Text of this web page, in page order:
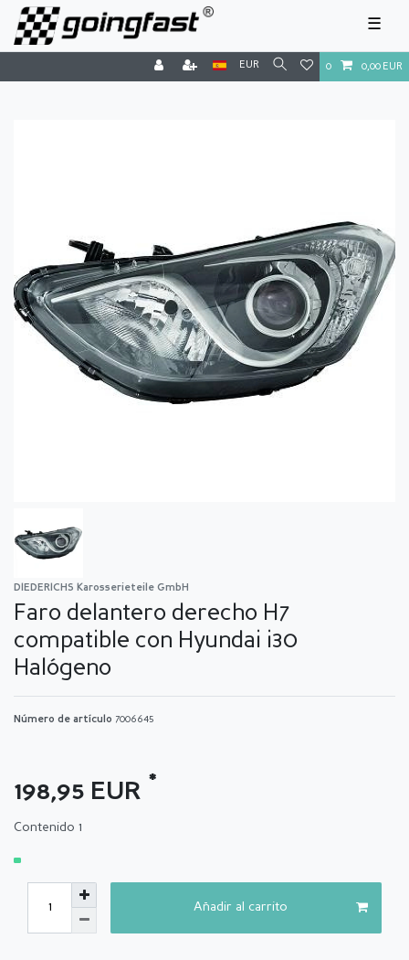
☰
EUR 0 0,00 EUR
DIEDERICHS Karosserieteile GmbH
Faro delantero derecho H7
compatible con Hyundai i30
Halógeno
Número de artículo 7006645
198,95 EUR *
Contenido 1
Añadir al carrito